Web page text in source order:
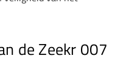
de Zeekr 007